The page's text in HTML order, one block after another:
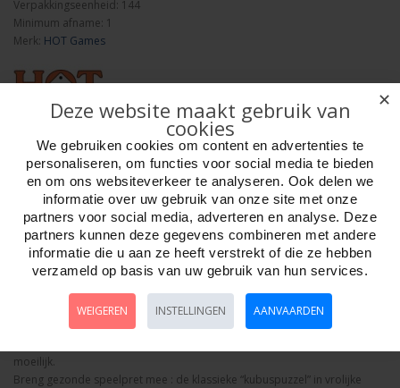
Verpakkingseenheid: 144
Minimum afname: 1
Merk: HOT Games
Bestellen
IQ Puzzel Magic Appel
moeilijk.
Breng gezonde speelpret mee : de klassieke “kubuspuzzel” in vrolijke
✕
Deze website maakt gebruik van
cookies
We gebruiken cookies om content en advertenties te
personaliseren, om functies voor social media te bieden
en om ons websiteverkeer te analyseren. Ook delen we
informatie over uw gebruik van onze site met onze
partners voor social media, adverteren en analyse. Deze
partners kunnen deze gegevens combineren met andere
informatie die u aan ze heeft verstrekt of die ze hebben
verzameld op basis van uw gebruik van hun services.
WEIGEREN INSTELLINGEN AANVAARDEN